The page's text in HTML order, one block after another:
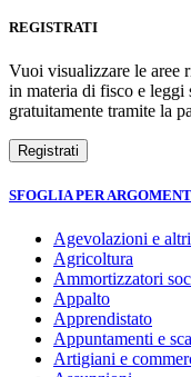
REGISTRATI
Vuoi visualizzare le aree
in materia di fisco e leggi
gratuitamente tramite la
SFOGLIA PER
Agevolazioni e
Agricoltura
Ammortizzatori
Appalto
Apprendistato
Appuntamenti e
Artigiani e